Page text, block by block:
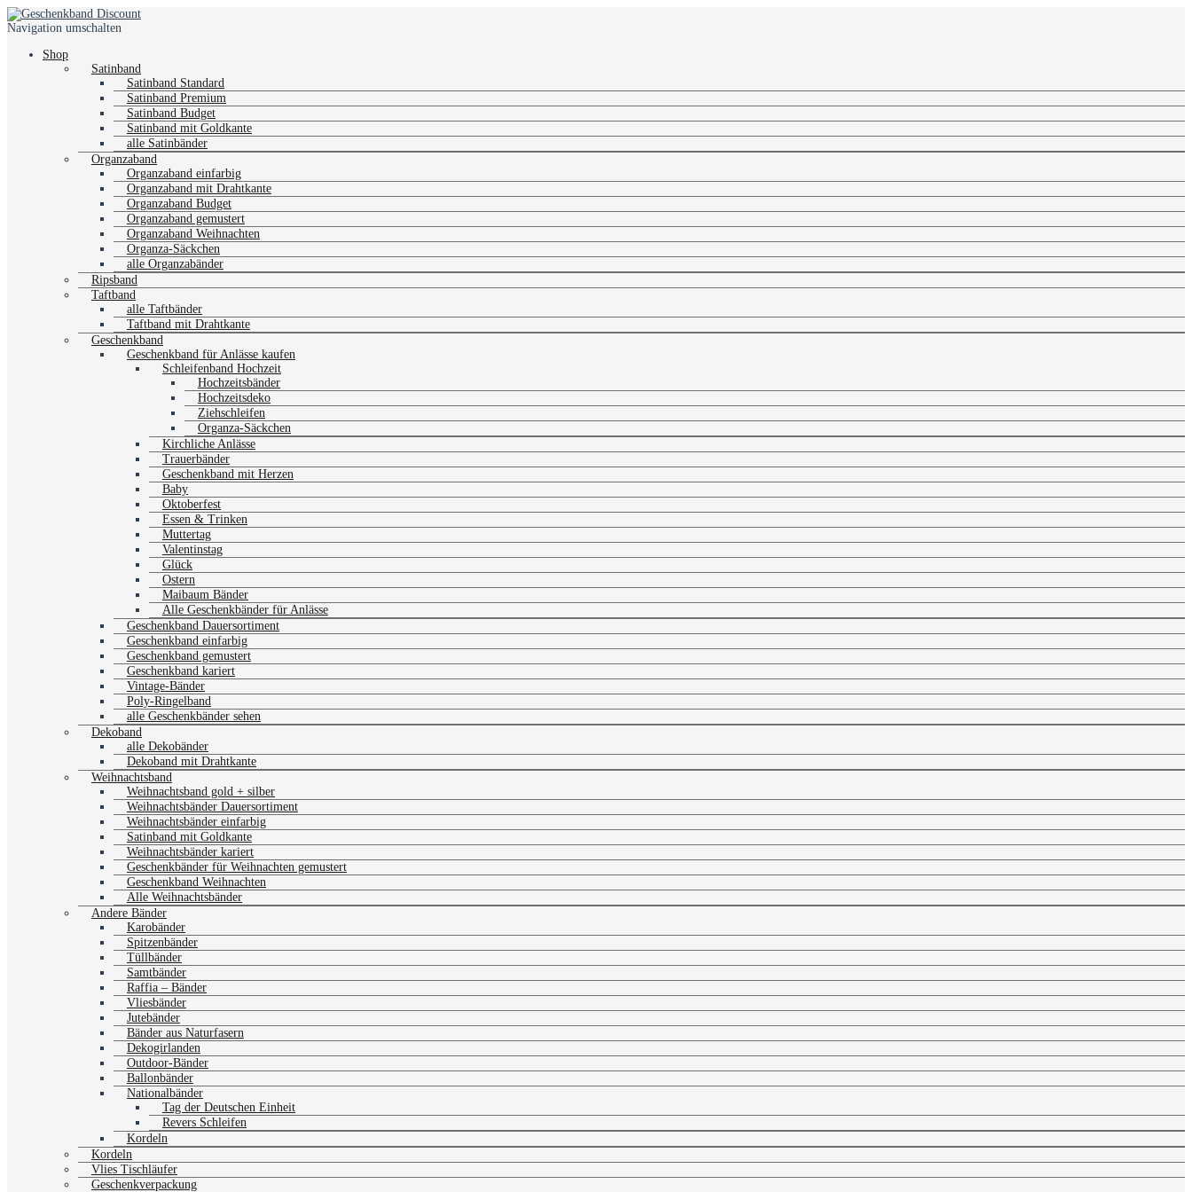
Navigation umschalten
Shop
Satinband
Satinband Standard
Satinband Premium
Satinband Budget
Satinband mit Goldkante
alle Satinbänder
Organzaband
Organzaband einfarbig
Organzaband mit Drahtkante
Organzaband Budget
Organzaband gemustert
Organzaband Weihnachten
Organza-Säckchen
alle Organzabänder
Ripsband
Taftband
alle Taftbänder
Taftband mit Drahtkante
Geschenkband
Geschenkband für Anlässe kaufen
Schleifenband Hochzeit
Hochzeitsbänder
Hochzeitsdeko
Ziehschleifen
Organza-Säckchen
Kirchliche Anlässe
Trauerbänder
Geschenkband mit Herzen
Baby
Oktoberfest
Essen & Trinken
Muttertag
Valentinstag
Glück
Ostern
Maibaum Bänder
Alle Geschenkbänder für Anlässe
Geschenkband Dauersortiment
Geschenkband einfarbig
Geschenkband gemustert
Geschenkband kariert
Vintage-Bänder
Poly-Ringelband
alle Geschenkbänder sehen
Dekoband
alle Dekobänder
Dekoband mit Drahtkante
Weihnachtsband
Weihnachtsband gold + silber
Weihnachtsbänder Dauersortiment
Weihnachtsbänder einfarbig
Satinband mit Goldkante
Weihnachtsbänder kariert
Geschenkbänder für Weihnachten gemustert
Geschenkband Weihnachten
Alle Weihnachtsbänder
Andere Bänder
Karobänder
Spitzenbänder
Tüllbänder
Samtbänder
Raffia – Bänder
Vliesbänder
Jutebänder
Bänder aus Naturfasern
Dekogirlanden
Outdoor-Bänder
Ballonbänder
Nationalbänder
Tag der Deutschen Einheit
Revers Schleifen
Kordeln
Kordeln
Vlies Tischläufer
Geschenkverpackung